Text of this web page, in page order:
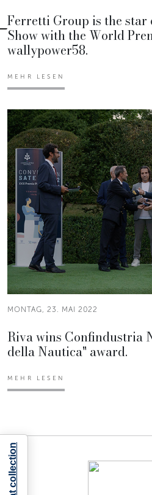
Ferretti Group is the star
Show with the World
wallypower58.
MEHR LESEN
MONTAG, 23. MAI 2022
Riva wins Confindustria
della Nautica" award.
MEHR LESEN